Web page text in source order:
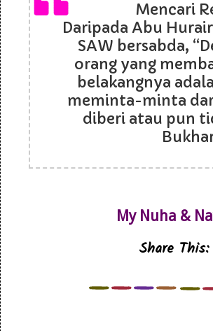
Mencari
Daripada Abu
SAW bersabda,
orang yang
belakangnya
meminta-minta
diberi atau pun
My Nuha &
Share This: